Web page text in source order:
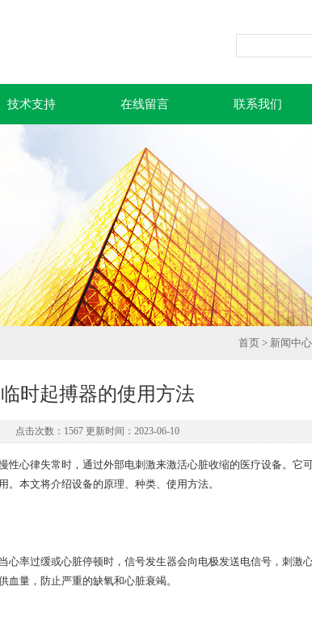
技术支持 在线留言 联系我们
首页 > 新闻中心
临时起搏器的使用方法
点击次数：1567 更新时间：2023-06-10
性心律失常时，通过外部电刺激来激活心脏收缩的医疗设备。它
本文将介绍设备的原理、种类、使用方法。
率过缓或心脏停顿时，信号发生器会向电极发送电信号，刺激
血量，防止严重的缺氧和心脏衰竭。